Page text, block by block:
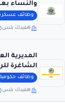
والنساء
وظائف
هفيدك بلس
المديرية
الشاغرة
وظائف حكومية
هفيدك بلس